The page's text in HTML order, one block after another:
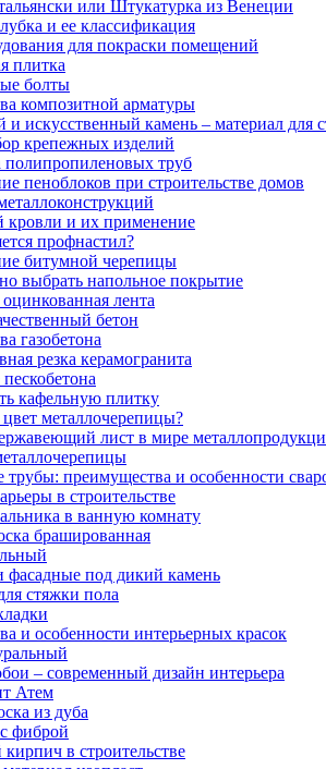
или Штукатурка из Венеции
и ее классификация
для покраски помещений
плитка
болты
композитной арматуры
и искусственный камень – материал для
крепежных изделий
полипропиленовых труб
пеноблоков при строительстве домов
кровли и их применение
профнастил?
битумной черепицы
выбрать напольное покрытие
лента
бетон
газобетона
резка керамогранита
кафельную плитку
металлочерепицы?
лист в мире
трубы: преимущества и особенности
в строительстве
в ванную комнату
брашированная
фасадные под дикий камень
стяжки пола
и особенности интерьерных красок
– современный дизайн интерьера
Атем
из дуба
фиброй
в строительстве